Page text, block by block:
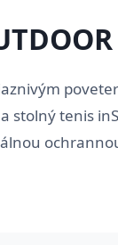
tenis